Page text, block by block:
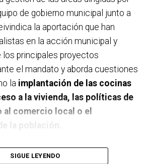
de gobierno municipal junto a
la aportación que han
en la acción municipal y
los principales proyectos
el mandato y aborda cuestiones
la implantación de las cocinas
a la vivienda, las políticas de
al comercio local o el
la población.
la legislatura, ¿qué balance
SIGUE LEYENDO